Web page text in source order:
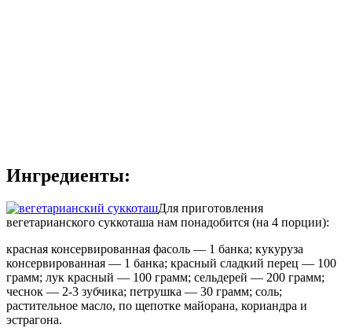
Ингредиенты:
Для приготовления
вегетарианского суккоташа нам понадобится (на 4 порции):
красная консервированная фасоль — 1 банка; кукуруза
консервированная — 1 банка; красный сладкий перец — 100
грамм; лук красный — 100 грамм; сельдерей — 200 грамм;
чеснок — 2-3 зубчика; петрушка — 30 грамм; соль;
растительное масло, по щепотке майорана, кориандра и
эстрагона.